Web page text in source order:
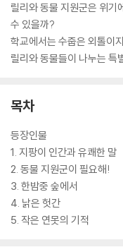
릴리와 동물 지원군은 위기
수 있을까?
학교에서는 수줍은 외톨이
릴리와 동물들이 나누는 특
목차
등장인물
1. 지팡이 인간과 유쾌한 말
2. 동물 지원군이 필요해!
3. 한밤중 숲에서
4. 낡은 헛간
5. 작은 연못의 기적